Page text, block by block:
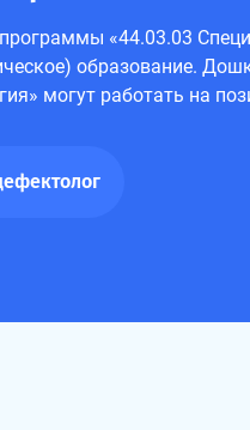
«44.03.03
образование.
могут работать на